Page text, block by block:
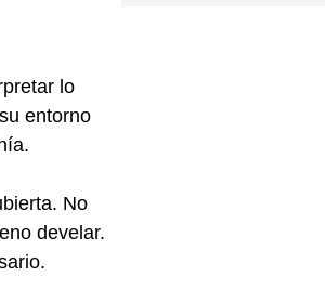
lo
entorno
No
develar.